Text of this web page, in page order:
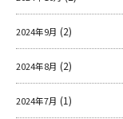
2024年9月 (2)
2024年8月 (2)
2024年7月 (1)